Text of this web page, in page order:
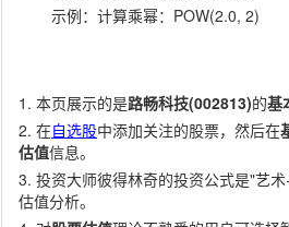
示例： 计算乘幂：POW(2.0, 2)
本页展示的是路畅科技(002813)的基
在自选股中添加关注的股票，然后在
估值信息。
投资大师彼得林奇的投资公式是"艺
估值分析。